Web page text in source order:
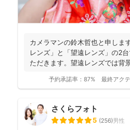
カメラマンの鈴木哲也と申しま
レンズ」と「望遠レンズ」の2
ただきます。望遠レンズでは背
予約承諾率： 87% 最終アク
さくらフォト
5 (256)男性